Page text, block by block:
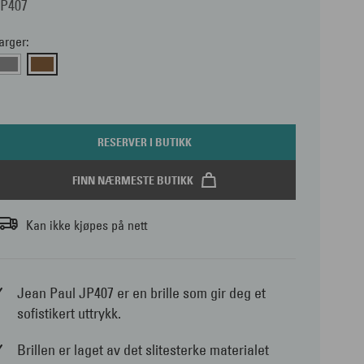
RESERVER I BUTIKK
FINN NÆRMESTE BUTIKK
Kan ikke kjøpes på nett
Jean Paul JP407 er en brille som gir deg et
sofistikert uttrykk.
Brillen er laget av det slitesterke materialet